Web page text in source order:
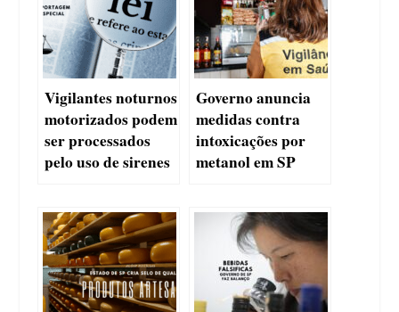
Vigilantes noturnos
motorizados podem
ser processados
pelo uso de sirenes
Governo anuncia
medidas contra
intoxicações por
metanol em SP